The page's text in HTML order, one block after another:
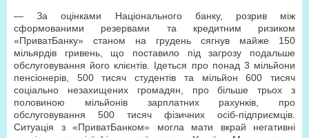
— За оцінками Національного банку, розрив між
сформованими резервами та кредитним ризиком
«ПриватБанку» станом на грудень сягнув майже 150
мільярдів гривень, що поставило під загрозу подальше
обслуговування його клієнтів. Ідеться про понад 3 мільйони
пенсіонерів, 500 тисяч студентів та мільйон 600 тисяч
соціально незахищених громадян, про більше трьох з
половиною мільйонів зарплатних рахунків, про
обслуговування 500 тисяч фізичних осіб-підприємців.
Ситуація з «ПриватБанком» могла мати вкрай негативні